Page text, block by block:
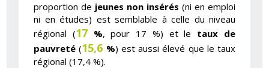
proportion de jeunes non insérés (ni en emploi
ni en études) est semblable à celle du niveau
régional (17%, pour 17 %) et le taux de
pauvreté (15,6 %) est aussi élevé que le taux
régional (17,4 %).